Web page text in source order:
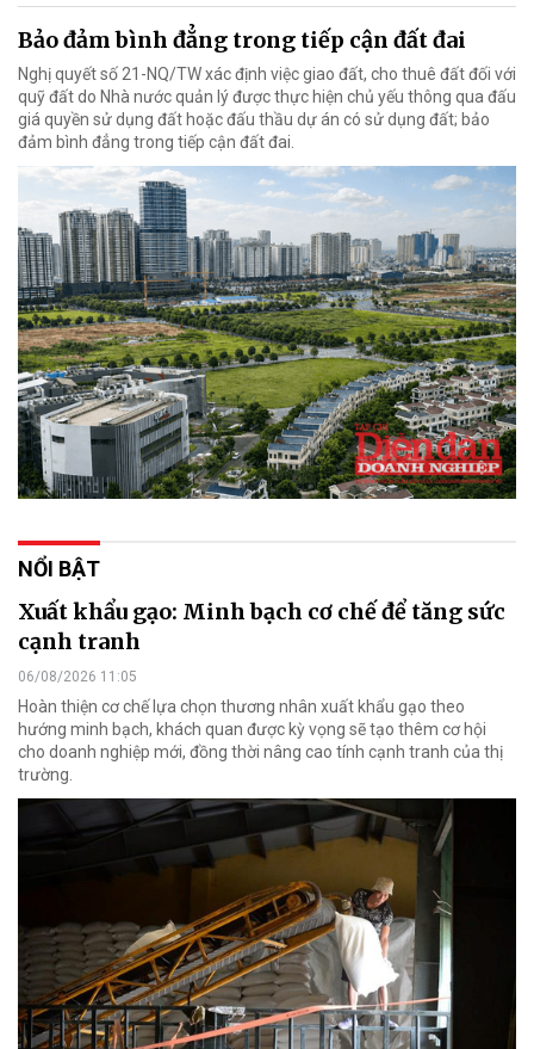
Bảo đảm bình đẳng trong tiếp cận đất đai
Nghị quyết số 21-NQ/TW xác định việc giao đất, cho thuê đất đối với
quỹ đất do Nhà nước quản lý được thực hiện chủ yếu thông qua đấu
giá quyền sử dụng đất hoặc đấu thầu dự án có sử dụng đất; bảo
đảm bình đẳng trong tiếp cận đất đai.
NỔI BẬT
Xuất khẩu gạo: Minh bạch cơ chế để tăng sức
cạnh tranh
06/08/2026 11:05
Hoàn thiện cơ chế lựa chọn thương nhân xuất khẩu gạo theo
hướng minh bạch, khách quan được kỳ vọng sẽ tạo thêm cơ hội
cho doanh nghiệp mới, đồng thời nâng cao tính cạnh tranh của thị
trường.